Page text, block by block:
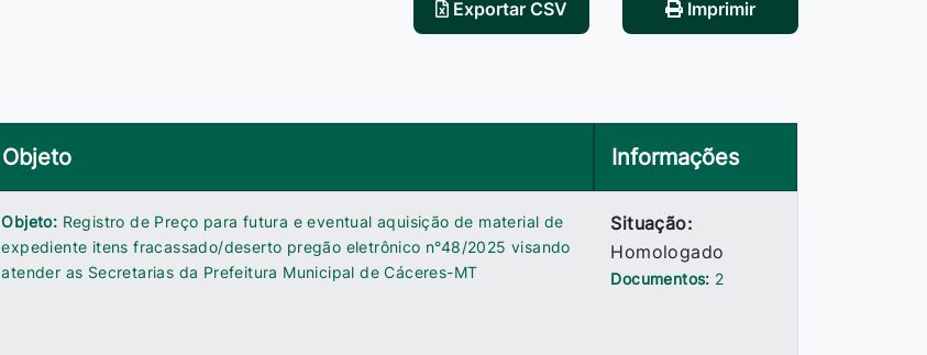
Exportar CSV Imprimir
Objeto Informações
Objeto: Registro de Preço para futura e eventual aquisição de material de
expediente itens fracassado/deserto pregão eletrônico n°48/2025 visando
atender as Secretarias da Prefeitura Municipal de Cáceres-MT
Situação:
Homologado
Documentos: 2